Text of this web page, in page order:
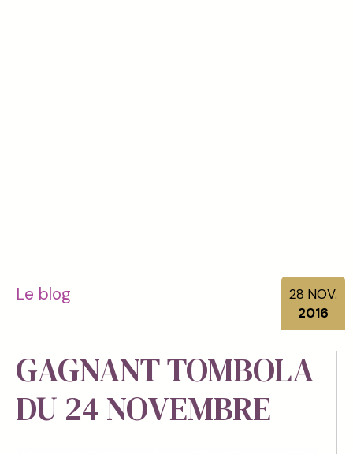
Le blog 28 NOV.
2016
GAGNANT TOMBOLA
DU 24 NOVEMBRE